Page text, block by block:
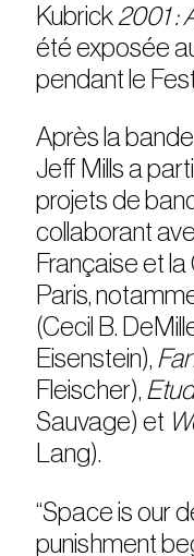
Kubrick 2001 :
été exposée
pendant le
Après la
Jeff Mills a
projets de
collaborant
Française et
Paris,
(Cecil B.
Eisenstein),
Fleischer),
Sauvage) et
Lang).
“Space is our
punishment